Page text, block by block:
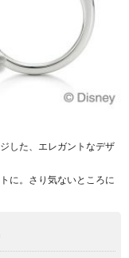
した、エレガントなデザ
に。さり気ないところに